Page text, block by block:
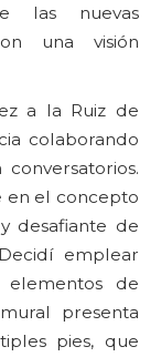
las nuevas
una visión
a la Ruiz de
colaborando
en el concepto
desafiante de
emplear
de
presenta
pies, que